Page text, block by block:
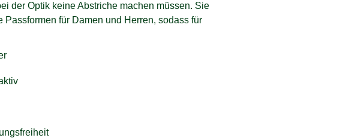
der Optik keine Abstriche machen müssen. Sie
für Damen und Herren, sodass für